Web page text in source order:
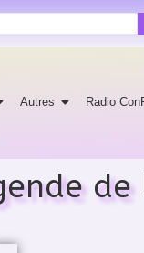
Autres Radio